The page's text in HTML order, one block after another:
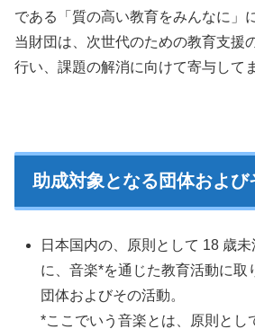
である「質の高い教育をみんなに」
当財団は、次世代のための教育支援
行い、課題の解消に向けて寄与して
助成対象となる団体および
日本国内の、原則として 18 歳
に、音楽*を通じた教育活動に取
団体およびその活動。
*ここでいう音楽とは、原則とし